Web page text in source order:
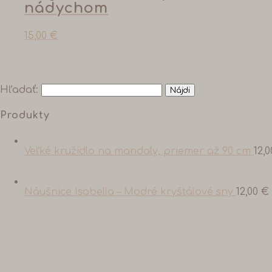
nádychom
15,00 €
Hľadať:
Produkty
Veľké kružidlo na mandaly, priemer až 90 cm
Náušnice Isabella – Modré kryštálové sny 12,00 €